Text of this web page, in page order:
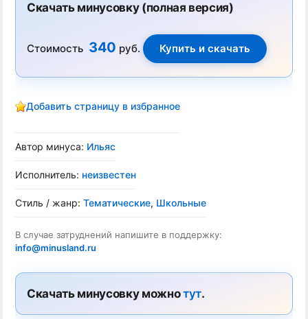
Скачать минусовку (полная версия)
Стоимость 340 руб.
Добавить страницу в избранное
Автор минуса: Ильяс
Исполнитель: неизвестен
Стиль / жанр: Тематические, Школьные
В случае затруднений напишите в поддержку:
info@minusland.ru
Скачать минусовку можнотут.